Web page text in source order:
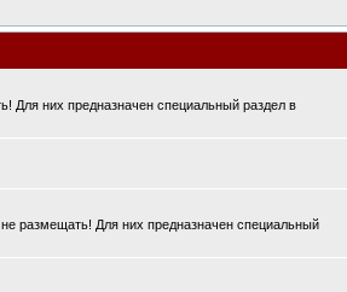
них предназначен специальный раздел в
размещать! Для них предназначен специальный